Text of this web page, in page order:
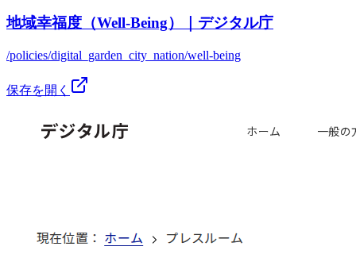
地域幸福度（Well-Being）｜デジタル庁
/policies/digital_garden_city_nation/well-being
保存を開く